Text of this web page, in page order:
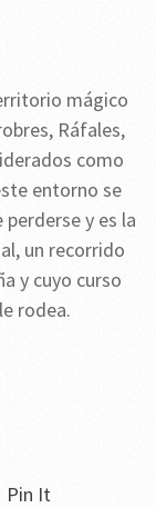
mágico
Ráfales,
como
entorno se
y es la
un recorrido
y cuyo curso
rodea.
Pin It